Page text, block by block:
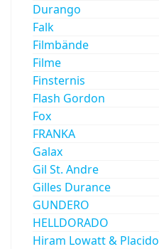
Durango
Falk
Filmbände
Filme
Finsternis
Flash Gordon
Fox
FRANKA
Galax
Gil St. Andre
Gilles Durance
GUNDERO
HELLDORADO
Hiram Lowatt & Placido